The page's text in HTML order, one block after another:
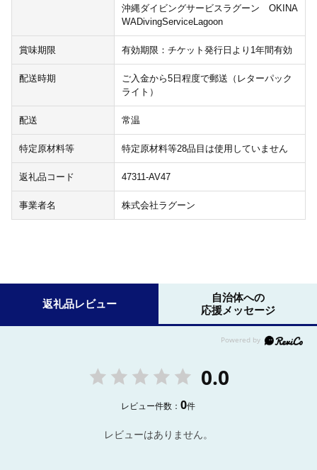
沖縄ダイビングサービスラグーン OKINA
WADivingServiceLagoon
賞味期限 有効期限：チケット発行日より1年間有効
配送時期
ご入金から5日程度で郵送（レターパック
ライト）
配送 常温
特定原材料等 特定原材料等28品目は使用していません
返礼品コード 47311-AV47
事業者名 株式会社ラグーン
返礼品レビュー
自治体への
応援メッセージ
0.0
レビュー件数：0件
レビューはありません。